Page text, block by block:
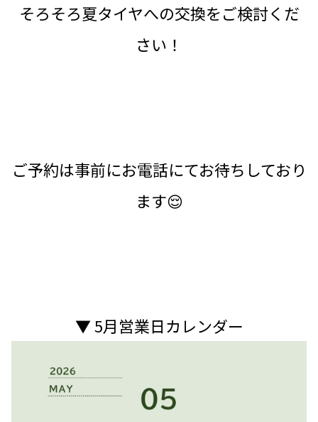
そろそろ夏タイヤへの交換をご検討くだ
さい！
ご予約は事前にお電話にてお待ちしており
ます😌
▼ 5月営業日カレンダー